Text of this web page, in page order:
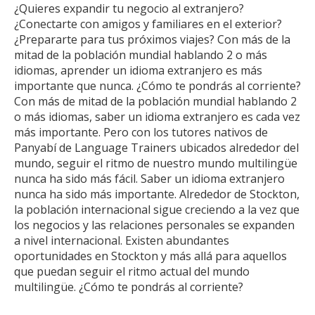
¿Quieres expandir tu negocio al extranjero?
¿Conectarte con amigos y familiares en el exterior?
¿Prepararte para tus próximos viajes? Con más de la
mitad de la población mundial hablando 2 o más
idiomas, aprender un idioma extranjero es más
importante que nunca. ¿Cómo te pondrás al corriente?
Con más de mitad de la población mundial hablando 2
o más idiomas, saber un idioma extranjero es cada vez
más importante. Pero con los tutores nativos de
Panyabí de Language Trainers ubicados alrededor del
mundo, seguir el ritmo de nuestro mundo multilingüe
nunca ha sido más fácil. Saber un idioma extranjero
nunca ha sido más importante. Alrededor de Stockton,
la población internacional sigue creciendo a la vez que
los negocios y las relaciones personales se expanden
a nivel internacional. Existen abundantes
oportunidades en Stockton y más allá para aquellos
que puedan seguir el ritmo actual del mundo
multilingüe. ¿Cómo te pondrás al corriente?